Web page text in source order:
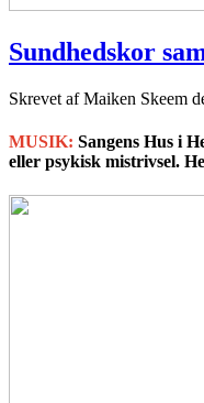
Sundhedskor
Skrevet af Maiken Skeem
MUSIK: Sangens Hus i
eller psykisk mistrivsel.